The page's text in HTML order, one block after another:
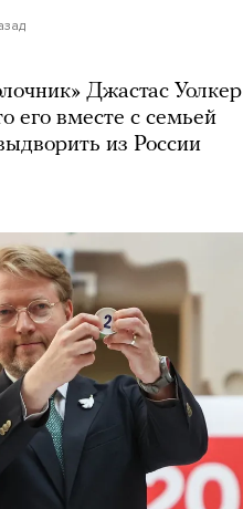
Джастас Уолкер
его вместе с семьей
из России